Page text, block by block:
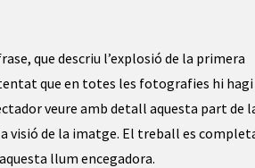
que descriu l’explosió de la primera
que en totes les fotografies hi hagi
veure amb detall aquesta part de
visió de la imatge. El treball es
llum encegadora.